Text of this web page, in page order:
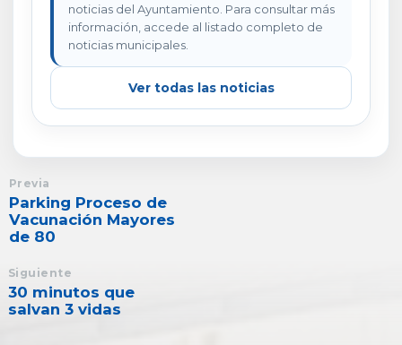
noticias del Ayuntamiento. Para consultar más
información, accede al listado completo de
noticias municipales.
Ver todas las noticias
Previa
Parking Proceso de
Vacunación Mayores
de 80
Siguiente
30 minutos que
salvan 3 vidas